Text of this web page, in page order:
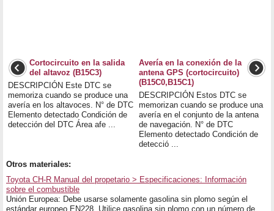
Cortocircuito en la salida
del altavoz (B15C3)
DESCRIPCIÓN Este DTC se
memoriza cuando se produce una
avería en los altavoces. N° de DTC
Elemento detectado Condición de
detección del DTC Área afe ...
Avería en la conexión de la
antena GPS (cortocircuito)
(B15C0,B15C1)
DESCRIPCIÓN Estos DTC se
memorizan cuando se produce una
avería en el conjunto de la antena
de navegación. N° de DTC
Elemento detectado Condición de
detecció ...
Otros materiales:
Toyota CH-R Manual del propetario > Especificaciones: Información
sobre el combustible
Unión Europea: Debe usarse solamente gasolina sin plomo según el
estándar europeo EN228. Utilice gasolina sin plomo con un número de